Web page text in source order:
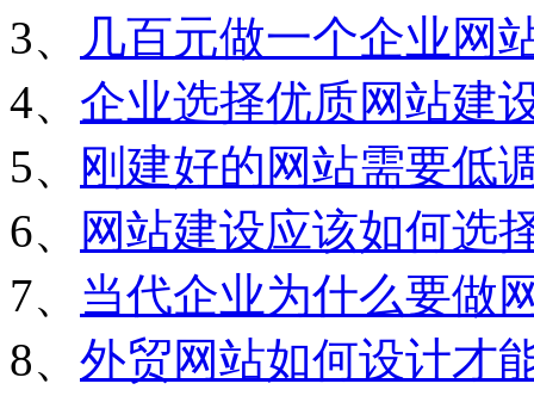
3、
几百元做一个企业网
4、 企业选择优质网站建
5、
刚建好的网站需要低
6、
网站建设应该如何选
7、 当代企业为什么要做
8、 外贸网站如何设计才